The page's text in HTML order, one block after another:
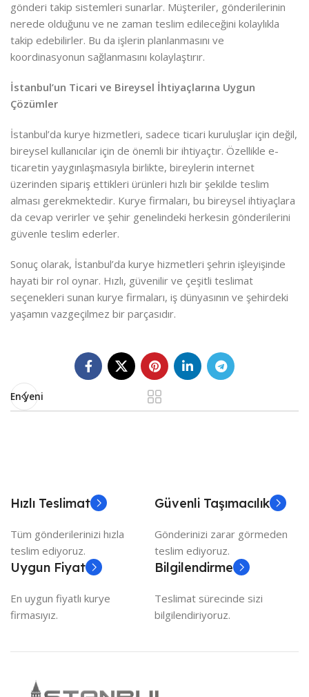
gönderi takip sistemleri sunarlar. Müşteriler, gönderilerinin
nerede olduğunu ve ne zaman teslim edileceğini kolaylıkla
takip edebilirler. Bu da işlerin planlanmasını ve
koordinasyonun sağlanmasını kolaylaştırır.
İstanbul’un Ticari ve Bireysel İhtiyaçlarına Uygun
Çözümler
İstanbul’da kurye hizmetleri, sadece ticari kuruluşlar için değil,
bireysel kullanıcılar için de önemli bir ihtiyaçtır. Özellikle e-
ticaretin yaygınlaşmasıyla birlikte, bireylerin internet
üzerinden sipariş ettikleri ürünleri hızlı bir şekilde teslim
alması gerekmektedir. Kurye firmaları, bu bireysel ihtiyaçlara
da cevap verirler ve şehir genelindeki herkesin gönderilerini
güvenle teslim ederler.
Sonuç olarak, İstanbul’da kurye hizmetleri şehrin işleyişinde
hayati bir rol oynar. Hızlı, güvenilir ve çeşitli teslimat
seçenekleri sunan kurye firmaları, iş dünyasının ve şehirdeki
yaşamın vazgeçilmez bir parçasıdır.
En yeni
Hızlı Teslimat
Tüm gönderilerinizi hızla
teslim ediyoruz.
Güvenli Taşımacılık
Gönderinizi zarar görmeden
teslim ediyoruz.
Uygun Fiyat
En uygun fiyatlı kurye
firmasıyız.
Bilgilendirme
Teslimat sürecinde sizi
bilgilendiriyoruz.